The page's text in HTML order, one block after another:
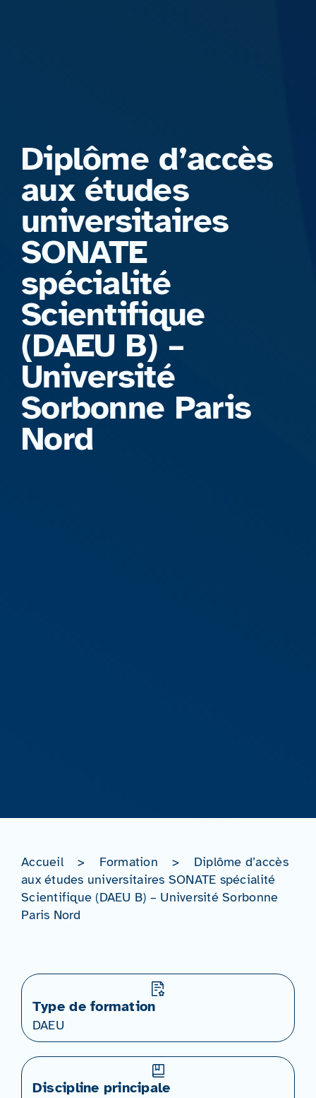
Diplôme d’accès
aux études
universitaires
SONATE
spécialité
Scientifique
(DAEU B) –
Université
Sorbonne Paris
Nord
Accueil > Formation >
Diplôme d’accès
aux études universitaires SONATE spécialité
Scientifique (DAEU B) – Université Sorbonne
Paris Nord
Type de formation
DAEU
Discipline principale